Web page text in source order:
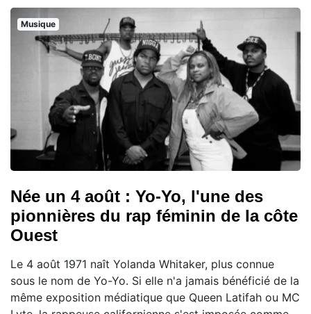
Musique
Née un 4 août : Yo-Yo, l'une des
pionnières du rap féminin de la côte
Ouest
Le 4 août 1971 naît Yolanda Whitaker, plus connue
sous le nom de Yo-Yo. Si elle n'a jamais bénéficié de la
même exposition médiatique que Queen Latifah ou MC